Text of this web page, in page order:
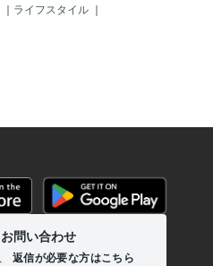
｜ ライフスタイル ｜